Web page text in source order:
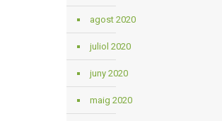
agost 2020
juliol 2020
juny 2020
maig 2020